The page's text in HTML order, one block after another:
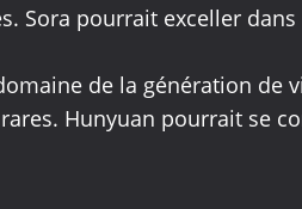
Sora pourrait exceller
de la génération de
Hunyuan pourrait se